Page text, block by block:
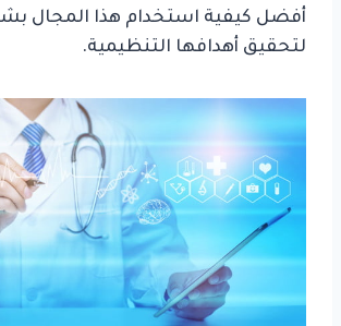
أفضل كيفية استخدام هذا المجال
لتحقيق أهدافها التنظيمية.